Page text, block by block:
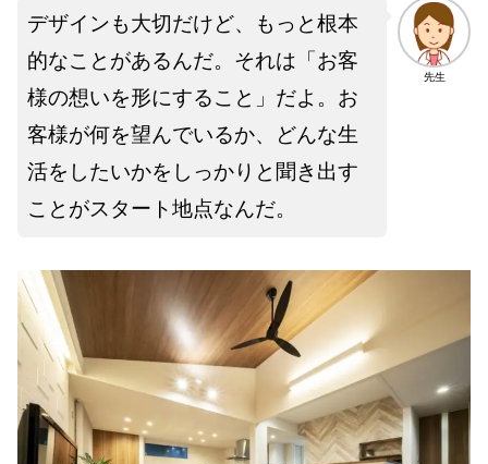
先生
デザインも大切だけど、もっと根本
的なことがあるんだ。それは「お客
様の想いを形にすること」だよ。お
客様が何を望んでいるか、どんな生
活をしたいかをしっかりと聞き出す
ことがスタート地点なんだ。